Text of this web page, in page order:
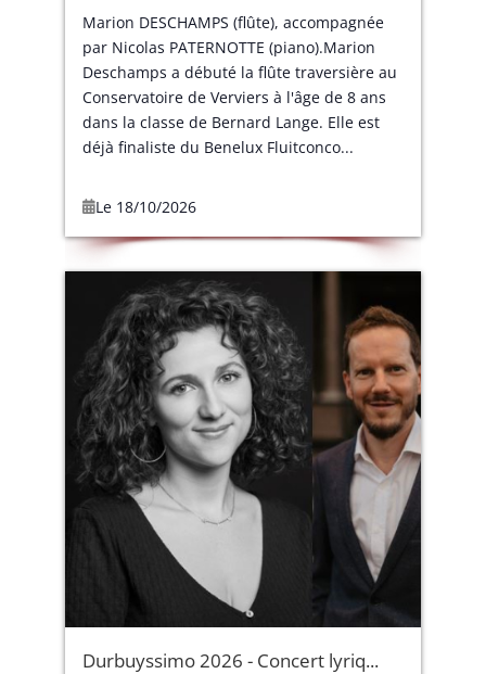
Marion DESCHAMPS (flûte), accompagnée
par Nicolas PATERNOTTE (piano).Marion
Deschamps a débuté la flûte traversière au
Conservatoire de Verviers à l'âge de 8 ans
dans la classe de Bernard Lange. Elle est
déjà finaliste du Benelux Fluitconco...
Le 18/10/2026
Durbuyssimo 2026 - Concert lyriq...